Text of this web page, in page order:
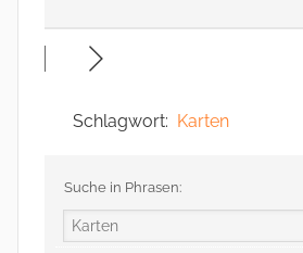
Schlagwort: Karten
Suche in Phrasen: